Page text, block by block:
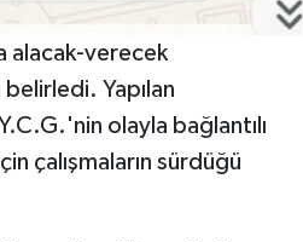
alacak-verecek
Yapılan
olayla bağlantılı
çalışmaların sürdüğü